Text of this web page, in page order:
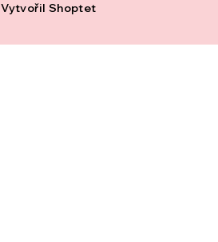
Vytvořil Shoptet